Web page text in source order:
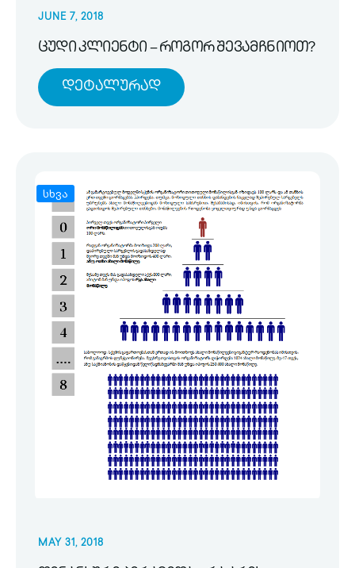
JUNE 7, 2018
ცუდი კლიენტი – როგორ შევამჩნიოთ?
Დეტალურად
სხვა
MAY 31, 2018